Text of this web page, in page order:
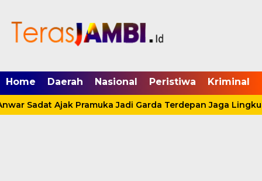
Home Daerah Nasional Peristiwa Kriminal
Sadat Ajak Pramuka Jadi Garda Terdepan Jaga